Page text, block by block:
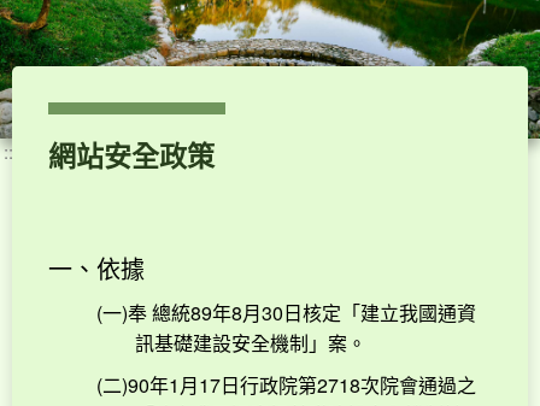
相關連結
::: 網站安全政策
一、依據
(一)奉 總統89年8月30日核定「建立我國通資
訊基礎建設安全機制」案。
(二)90年1月17日行政院第2718次院會通過之